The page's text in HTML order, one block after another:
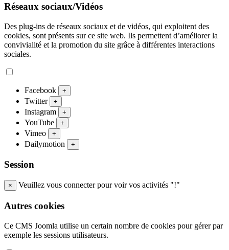
Réseaux sociaux/Vidéos
Des plug-ins de réseaux sociaux et de vidéos, qui exploitent des
cookies, sont présents sur ce site web. Ils permettent d’améliorer la
convivialité et la promotion du site grâce à différentes interactions
sociales.
Facebook +
Twitter +
Instagram +
YouTube +
Vimeo +
Dailymotion +
Session
× Veuillez vous connecter pour voir vos activités "!"
Autres cookies
Ce CMS Joomla utilise un certain nombre de cookies pour gérer par
exemple les sessions utilisateurs.